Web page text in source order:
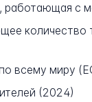
работающая с
всему миру
(2024)